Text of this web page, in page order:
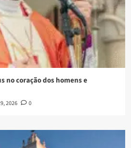
no coração dos homens e
2026 0